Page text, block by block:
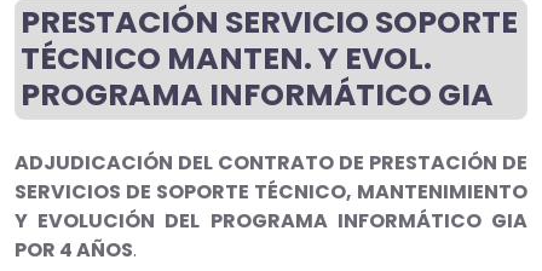
PRESTACIÓN SERVICIO SOPORTE
TÉCNICO MANTEN. Y EVOL.
PROGRAMA INFORMÁTICO GIA
ADJUDICACIÓN DEL CONTRATO DE PRESTACIÓN DE
SERVICIOS DE SOPORTE TÉCNICO, MANTENIMIENTO
Y EVOLUCIÓN DEL PROGRAMA INFORMÁTICO GIA
POR 4 AÑOS.